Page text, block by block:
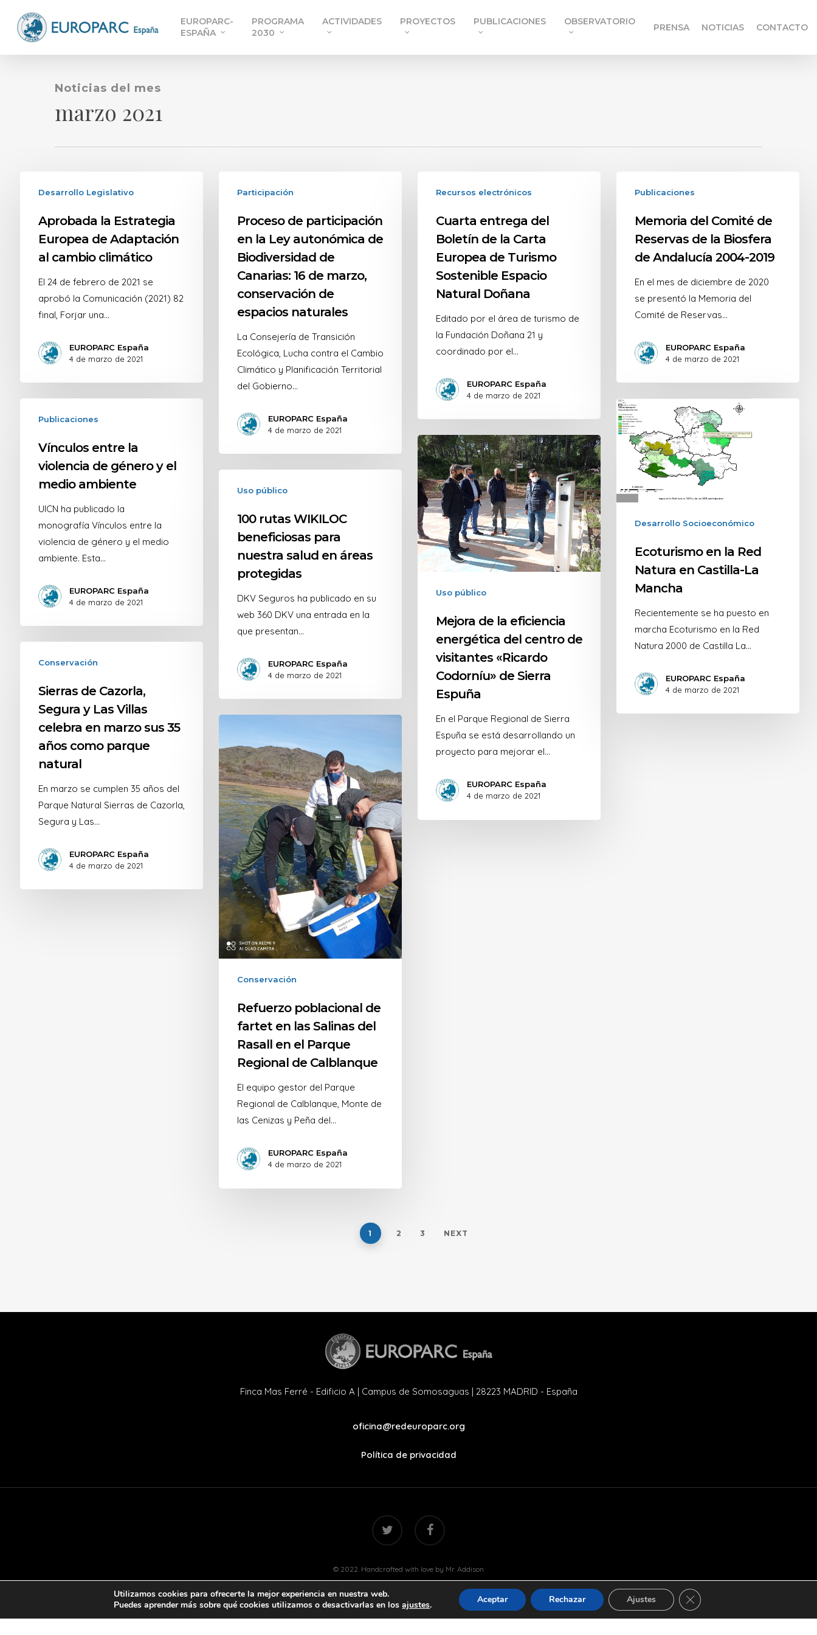
content
EUROPARC-
ESPAÑA
PROGRAMA
2030
ACTIVIDADES PROYECTOS PUBLICACIONES OBSERVATORIO
PRENSA NOTICIAS CONTACTO
Noticias del mes
marzo 2021
Desarrollo Legislativo
Aprobada la Estrategia
Europea de Adaptación
al cambio climático
El 24 de febrero de 2021 se
aprobó la Comunicación (2021) 82
final, Forjar una…
EUROPARC España
4 de marzo de 2021
Participación
Proceso de participación
en la Ley autonómica de
Biodiversidad de
Canarias: 16 de marzo,
conservación de
espacios naturales
La Consejería de Transición
Ecológica, Lucha contra el Cambio
Climático y Planificación Territorial
del Gobierno…
EUROPARC España
4 de marzo de 2021
Recursos electrónicos
Cuarta entrega del
Boletín de la Carta
Europea de Turismo
Sostenible Espacio
Natural Doñana
Editado por el área de turismo de
la Fundación Doñana 21 y
coordinado por el…
EUROPARC España
4 de marzo de 2021
Publicaciones
Memoria del Comité de
Reservas de la Biosfera
de Andalucía 2004-2019
En el mes de diciembre de 2020
se presentó la Memoria del
Comité de Reservas…
EUROPARC España
4 de marzo de 2021
Publicaciones
Vínculos entre la
violencia de género y el
medio ambiente
UICN ha publicado la
monografía Vínculos entre la
violencia de género y el medio
ambiente. Esta…
EUROPARC España
4 de marzo de 2021
Desarrollo Socioeconómico
Ecoturismo en la Red
Natura en Castilla-La
Mancha
Recientemente se ha puesto en
marcha Ecoturismo en la Red
Natura 2000 de Castilla La…
EUROPARC España
4 de marzo de 2021
Uso público
Mejora de la eficiencia
energética del centro de
visitantes «Ricardo
Codorníu» de Sierra
Espuña
En el Parque Regional de Sierra
Espuña se está desarrollando un
proyecto para mejorar el…
EUROPARC España
4 de marzo de 2021
Uso público
100 rutas WIKILOC
beneficiosas para
nuestra salud en áreas
protegidas
DKV Seguros ha publicado en su
web 360 DKV una entrada en la
que presentan…
EUROPARC España
4 de marzo de 2021
Conservación
Sierras de Cazorla,
Segura y Las Villas
celebra en marzo sus 35
años como parque
natural
En marzo se cumplen 35 años del
Parque Natural Sierras de Cazorla,
Segura y Las…
EUROPARC España
4 de marzo de 2021
Conservación
Refuerzo poblacional de
fartet en las Salinas del
Rasall en el Parque
Regional de Calblanque
El equipo gestor del Parque
Regional de Calblanque, Monte de
las Cenizas y Peña del…
EUROPARC España
4 de marzo de 2021
1 2 3 NEXT
Finca Mas Ferré - Edificio A | Campus de Somosaguas | 28223 MADRID - España
oficina@redeuroparc.org
Política de privacidad
twitter facebook
© 2022. Handcrafted with love by Mr. Addison
Utilizamos cookies para ofrecerte la mejor experiencia en nuestra web.
Puedes aprender más sobre qué cookies utilizamos o desactivarlas en losajustes. Aceptar Rechazar Ajustes Cerrar el banner de cookies